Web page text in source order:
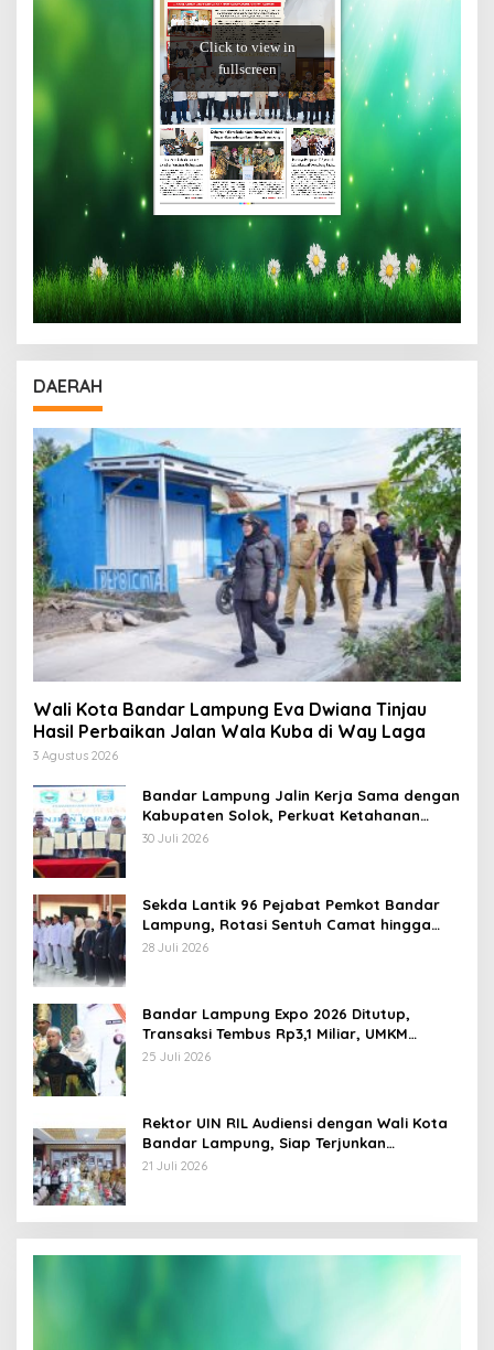
DAERAH
Wali Kota Bandar Lampung Eva Dwiana Tinjau
Hasil Perbaikan Jalan Wala Kuba di Way Laga
3 Agustus 2026
Bandar Lampung Jalin Kerja Sama dengan
Kabupaten Solok, Perkuat Ketahanan
Pangan dan Kendalikan Inflasi
30 Juli 2026
Sekda Lantik 96 Pejabat Pemkot Bandar
Lampung, Rotasi Sentuh Camat hingga
Lurah
28 Juli 2026
Bandar Lampung Expo 2026 Ditutup,
Transaksi Tembus Rp3,1 Miliar, UMKM
Kuliner Jadi Penggerak
25 Juli 2026
Rektor UIN RIL Audiensi dengan Wali Kota
Bandar Lampung, Siap Terjunkan
Mahasiswa KKN Transformatif 2026
21 Juli 2026